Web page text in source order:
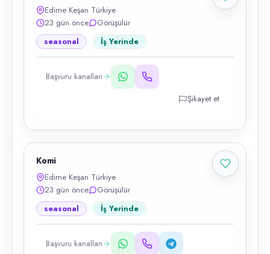
Edirne Keşan Türkiye
23 gün önce
Görüşülür
seasonal İş Yerinde
Başvuru kanalları
Şikayet et
Komi
Edirne Keşan Türkiye
23 gün önce
Görüşülür
seasonal İş Yerinde
Başvuru kanalları